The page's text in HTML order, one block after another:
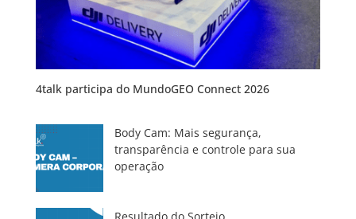
4talk participa do MundoGEO Connect 2026
Body Cam: Mais segurança,
transparência e controle para sua
operação
Resultado do Sorteio